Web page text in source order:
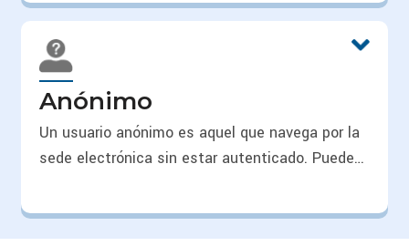
realizar los diferentes trámites que se
encuentran a su disposición. Para registrarse,
pulse en la parte superior derecha la opción de
“Registrarse”.
Anónimo
Un usuario anónimo es aquel que navega por la
sede electrónica sin estar autenticado. Puede
realizar consultas. La Procuraduría General de la
Nación no guarda ningún registro de dirección IP